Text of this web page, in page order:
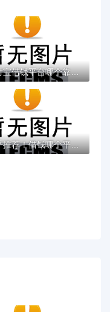
支付宝借钱平台哪个靠谱？实测这5款低息灵活...
知乎推荐！借钱哪个平台靠谱？这5个低息正规...